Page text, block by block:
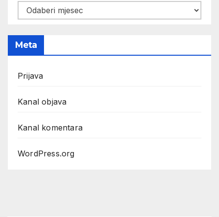
Arhiva
Meta
Prijava
Kanal objava
Kanal komentara
WordPress.org